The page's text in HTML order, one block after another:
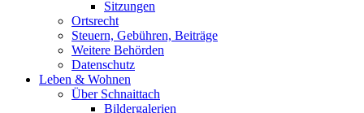
Sitzungen
Ortsrecht
Steuern, Gebühren, Beiträge
Weitere Behörden
Datenschutz
Leben & Wohnen
Über Schnaittach
Bildergalerien